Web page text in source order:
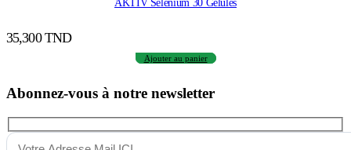
AKTIV Selenium 30 Gélules
35,300TND
Ajouter au panier
Abonnez-vous à notre newsletter